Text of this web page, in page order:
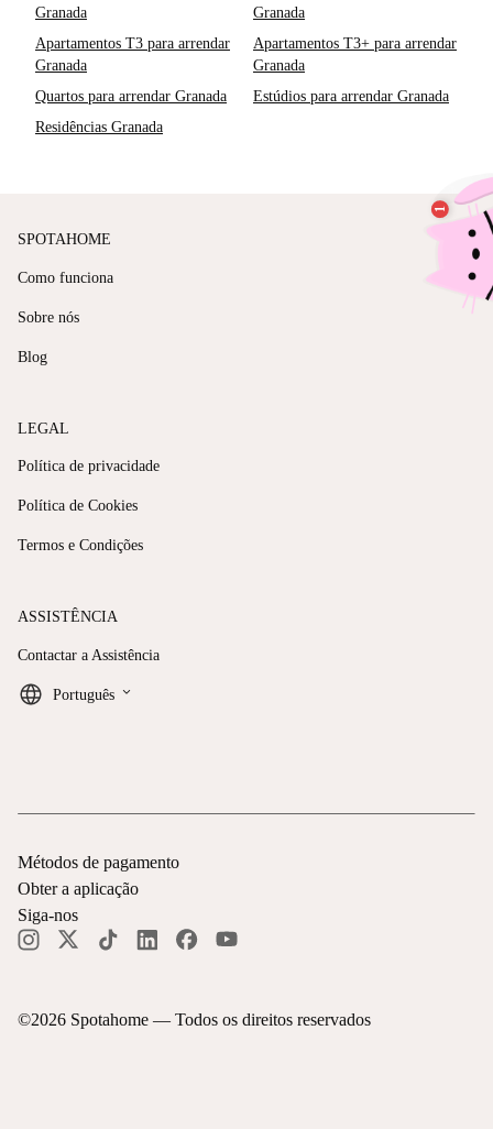
Granada
Granada
Apartamentos T3 para arrendar
Granada
Apartamentos T3+ para arrendar
Granada
Quartos para arrendar Granada
Estúdios para arrendar Granada
Residências Granada
SPOTAHOME
Como funciona
Sobre nós
Blog
LEGAL
Política de privacidade
Política de Cookies
Termos e Condições
ASSISTÊNCIA
Contactar a Assistência
Português keyboard_arrow_down
©2026 Spotahome — Todos os direitos reservados
Métodos de pagamento
Obter a aplicação
Siga-nos